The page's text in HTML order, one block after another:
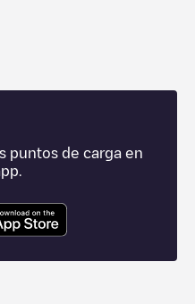
puntos de carga en